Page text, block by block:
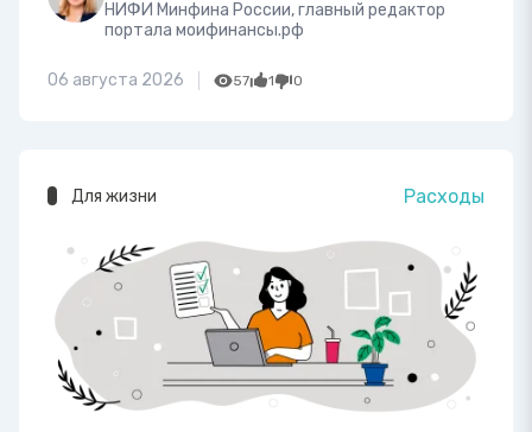
НИФИ Минфина России, главный редактор
портала моифинансы.рф
06 августа 2026 57 1 0
Для жизни Расходы